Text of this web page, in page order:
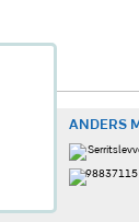
ANDERS
98837115